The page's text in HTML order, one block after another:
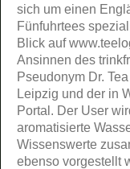
sich um einen
Fünfuhrtees
Blick auf
Ansinnen des
Pseudonym Dr.
Leipzig und der in
Portal. Der User
aromatisierte
Wissenswerte
ebenso vorgestellt